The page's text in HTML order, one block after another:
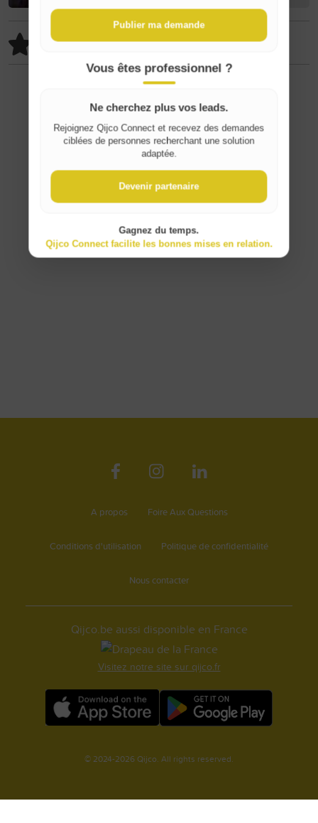
100% positif (2/2)
⚠️ Signaler un contenu inapproprié
A propos Foire Aux Questions
Conditions d'utilisation Politique de confidentialité
Nous contacter
Qijco.be aussi disponible en France
Visitez notre site sur qijco.fr
© 2024-2026 Qijco. All rights reserved.
Belgique / België
Publier ma demande
Vous êtes professionnel ?
Ne cherchez plus vos leads.
Rejoignez Qijco Connect et recevez des demandes
ciblées de personnes recherchant une solution
adaptée.
Devenir partenaire
Gagnez du temps.
Qijco Connect facilite les bonnes mises en relation.